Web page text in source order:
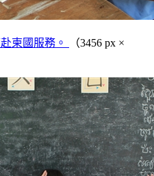
柬國服務。
（3456 px ×